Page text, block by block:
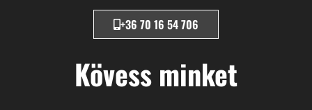
+36 70 16 54 706
Kövess minket